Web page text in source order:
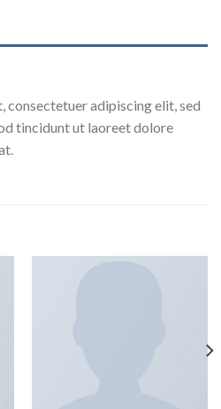
consectetuer adipiscing elit, sed
tincidunt ut laoreet dolore